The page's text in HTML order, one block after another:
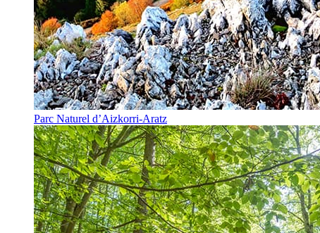
Parc Naturel d’Aizkorri-Aratz